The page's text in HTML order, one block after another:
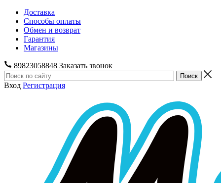
Доставка
Способы оплаты
Обмен и возврат
Гарантия
Магазины
89823058848 Заказать звонок
Вход Регистрация